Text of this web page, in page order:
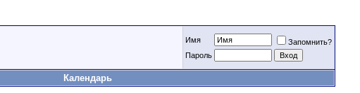
Имя
Запомнить?
Пароль
Календарь